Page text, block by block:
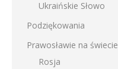
Ukraińskie Słowo
Podziękowania
Prawosławie na świecie
Rosja